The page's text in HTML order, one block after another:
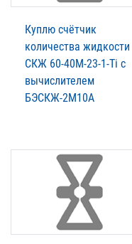
Куплю счётчик
количества жидкости
СКЖ 60-40М-23-1-Ti с
вычислителем
БЭСКЖ-2М10А